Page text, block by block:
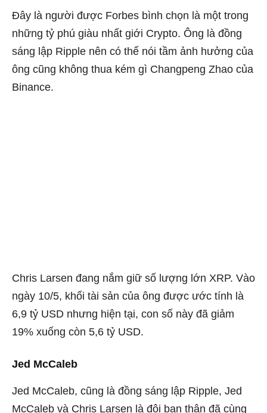
Đây là người được Forbes bình chọn là một trong
những tỷ phú giàu nhất giới Crypto. Ông là đồng
sáng lập Ripple nên có thể nói tầm ảnh hưởng của
ông cũng không thua kém gì Changpeng Zhao của
Binance.
Chris Larsen đang nắm giữ số lượng lớn XRP. Vào
ngày 10/5, khối tài sản của ông được ước tính là
6,9 tỷ USD nhưng hiện tại, con số này đã giảm
19% xuống còn 5,6 tỷ USD.
Jed McCaleb
Jed McCaleb, cũng là đồng sáng lập Ripple, Jed
McCaleb và Chris Larsen là đôi bạn thân đã cùng